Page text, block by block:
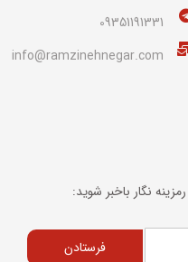
09351191331
info@ramzinehnegar.com
نگار باخبر شوید:
فرستادن